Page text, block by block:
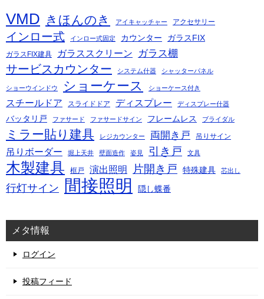
VMD きほんのき アイキャッチャー アクセサリー
インロー式 インロー式固定 カウンター ガラスFIX
ガラスFIX建具 ガラススクリーン ガラス棚
サービスカウンター システム什器 シャッターパネル
ショーウインドウ ショーケース ショーケース付き
スチールドア スライドドア ディスプレー ディスプレー什器
バッタリ戸 ファサード ファサードサイン フレームレス ブライダル
ミラー貼り建具 レジカウンター 両開き戸 吊りサイン
吊りボーダー 堀上天井 壁面造作 姿見 引き戸 文具
木製建具 框戸 演出照明 片開き戸 特殊建具 芯出し
行灯サイン 間接照明 隠し蝶番
メタ情報
ログイン
投稿フィード